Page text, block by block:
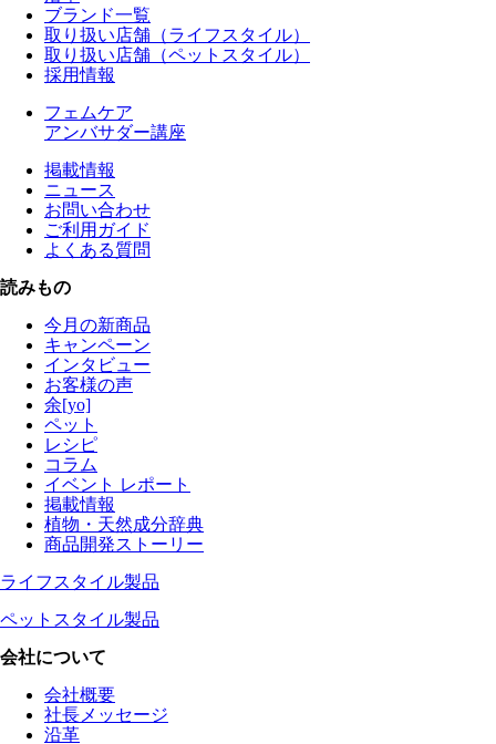
ブランド一覧
取り扱い店舗（ライフスタイル）
取り扱い店舗（ペットスタイル）
採用情報
フェムケア
アンバサダー講座
掲載情報
ニュース
お問い合わせ
ご利用ガイド
よくある質問
読みもの
今月の新商品
キャンペーン
インタビュー
お客様の声
余[yo]
ペット
レシピ
コラム
イベント レポート
掲載情報
植物・天然成分辞典
商品開発ストーリー
ライフスタイル製品
ペットスタイル製品
会社について
会社概要
社長メッセージ
沿革